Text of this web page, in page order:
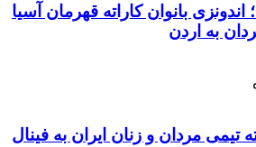
اندونزی بانوان کاراته قهرمان آسیا
به اردن
تیمی مردان و زنان ایران به فینال